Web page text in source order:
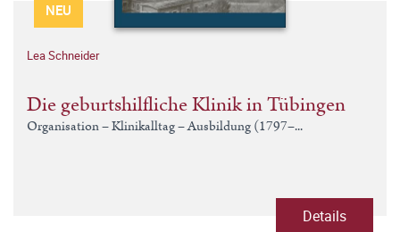
NEU
Lea Schneider
Die geburtshilfliche Klinik in Tübingen
Organisation – Klinikalltag – Ausbildung (1797–...
Details